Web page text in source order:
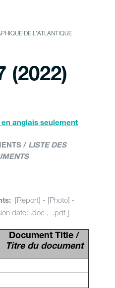
DE L'ATLANTIQUE
(2022)
en anglais seulement
/ LISTE DES
[Report] - [Photo] -
date: .doc , .pdf ] -
Document Title /
Titre du document